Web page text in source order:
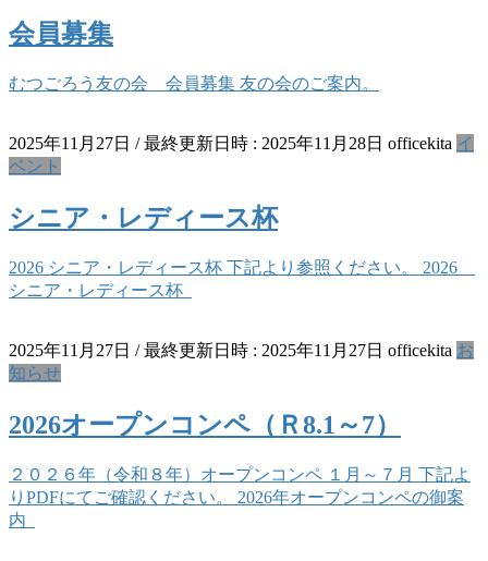
会員募集
むつごろう友の会 会員募集 友の会のご案内。
2025年11月27日 / 最終更新日時 : 2025年11月28日 officekita イ
ベント
シニア・レディース杯
2026 シニア・レディース杯 下記より参照ください。 2026
シニア・レディース杯
2025年11月27日 / 最終更新日時 : 2025年11月27日 officekita お
知らせ
2026オープンコンペ（Ｒ8.1～7）
２０２６年（令和８年）オープンコンペ １月～７月 下記よ
りPDFにてご確認ください。 2026年オープンコンペの御案
内